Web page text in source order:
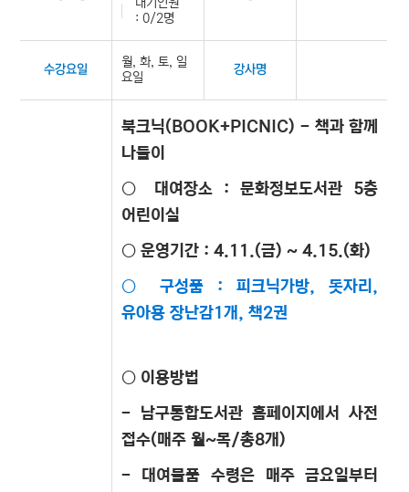
: 0/2명
수강요일
월, 화, 토, 일
요일
강사명
북크닉(BOOK+PICNIC) - 책과 함께
나들이
○ 대여장소 : 문화정보도서관 5층
어린이실
○ 운영기간 : 4.11.(금) ~ 4.15.(화)
○ 구성품 : 피크닉가방, 돗자리,
유아용 장난감1개, 책2권
○ 이용방법
- 남구통합도서관 홈페이지에서 사전
접수(매주 월~목/총8개)
- 대여물품 수령은 매주 금요일부터